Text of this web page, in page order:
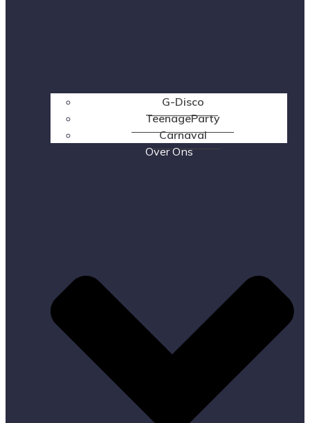
G-Disco
TeenageParty
Carnaval
Over Ons